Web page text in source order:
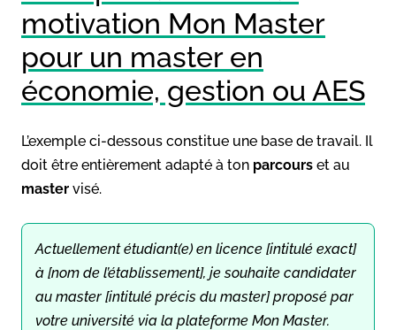
motivation Mon Master
pour un master en
économie, gestion ou AES
L’exemple ci-dessous constitue une base de travail. Il
doit être entièrement adapté à ton parcours et au
master visé.
Actuellement étudiant(e) en licence [intitulé exact]
à [nom de l’établissement], je souhaite candidater
au master [intitulé précis du master] proposé par
votre université via la plateforme Mon Master.